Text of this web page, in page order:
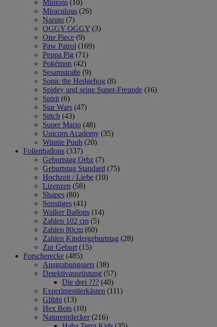
Minions (10)
Miraculous (26)
Naruto (7)
OGGY OGGY (3)
One Piece (9)
Paw Patrol (169)
Peppa Pig (71)
Pokémon (42)
Sesamstraße (9)
Sonic the Hedgehog (8)
Spidey und seine Super-Freunde (16)
Spirit (6)
Star Wars (47)
Stitch (43)
Super Mario (48)
Unicorn Academy (35)
Winnie Puuh (20)
Folienballons (337)
Geburtstag Orbz (7)
Geburtstag Standard (75)
Hochzeit / Liebe (10)
Lizenzen (58)
Shapes (80)
Sonstiges (41)
Walker Ballons (14)
Zahlen 102 cm (5)
Zahlen 80cm (60)
Zahlen Kindergeburtstag (28)
Zur Geburt (15)
Forscherecke (485)
Ausgrabungssets (38)
Detektivausrüstung (57)
Die drei ??? (40)
Experimentierkästen (111)
Glibbi (13)
Hex Bots (10)
Naturentdecker (216)